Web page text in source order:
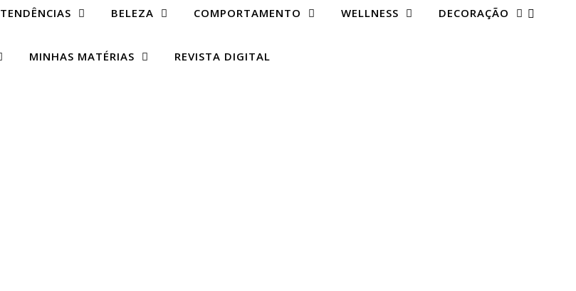
TENDÊNCIAS BELEZA COMPORTAMENTO WELLNESS DECORAÇÃO
MINHAS MATÉRIAS REVISTA DIGITAL